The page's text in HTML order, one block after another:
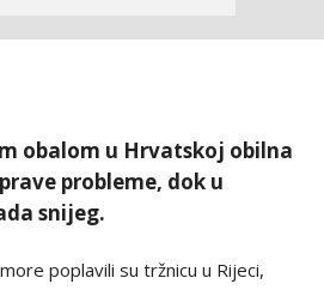
obalom u Hrvatskoj obilna
probleme, dok u
snijeg.
poplavili su tržnicu u Rijeci,